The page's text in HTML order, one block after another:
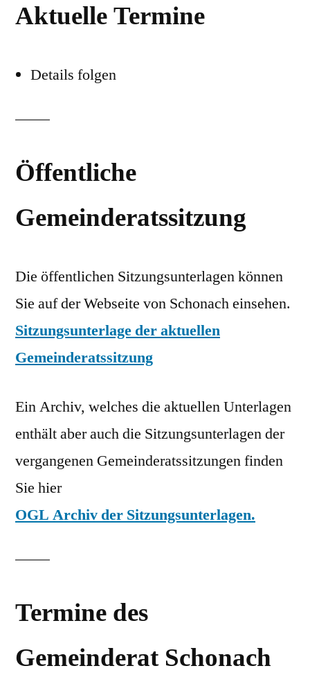
Aktuelle Termine
Details folgen
Öffentliche
Gemeinderatssitzung
Die öffentlichen Sitzungsunterlagen können
Sie auf der Webseite von Schonach einsehen.
Sitzungsunterlage der aktuellen
Gemeinderatssitzung
Ein Archiv, welches die aktuellen Unterlagen
enthält aber auch die Sitzungsunterlagen der
vergangenen Gemeinderatssitzungen finden
Sie hier
OGL Archiv der Sitzungsunterlagen.
Termine des
Gemeinderat Schonach